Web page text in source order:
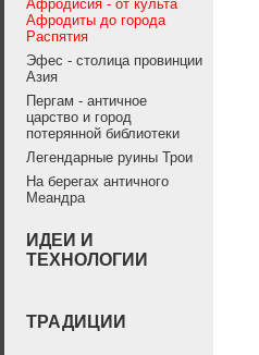
Афродисия - от культа
Афродиты до города
Распятия
Эфес - столица провинции
Азия
Пергам - античное
царство и город
потерянной библиотеки
Легендарные руины Трои
На берегах античного
Меандра
ИДЕИ И
ТЕХНОЛОГИИ
ТРАДИЦИИ